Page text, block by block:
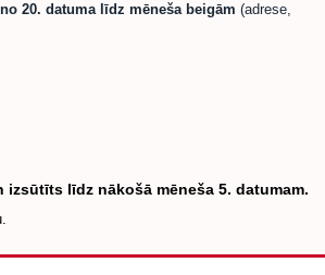
no 20. datuma līdz mēneša beigām (adrese,
līdz nākošā mēneša 5. datumam.